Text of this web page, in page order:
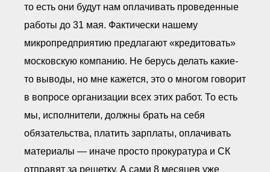
то есть они будут нам оплачивать проведенные
работы до 31 мая. Фактически нашему
микропредприятию предлагают «кредитовать»
московскую компанию. Не берусь делать какие-
то выводы, но мне кажется, это о многом говорит
в вопросе организации всех этих работ. То есть
мы, исполнители, должны брать на себя
обязательства, платить зарплаты, оплачивать
материалы — иначе просто прокуратура и СК
отправят за решетку. А сами 8 месяцев уже